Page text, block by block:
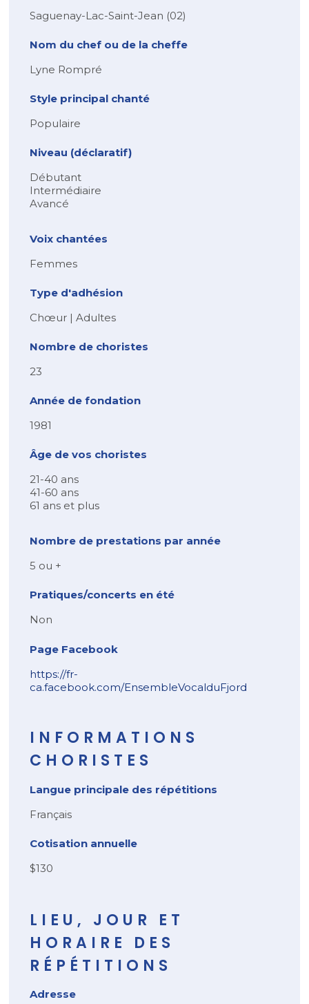
Saguenay-Lac-Saint-Jean (02)
Nom du chef ou de la cheffe
Lyne Rompré
Style principal chanté
Populaire
Niveau (déclaratif)
Débutant
Intermédiaire
Avancé
Voix chantées
Femmes
Type d'adhésion
Chœur | Adultes
Nombre de choristes
23
Année de fondation
1981
Âge de vos choristes
21-40 ans
41-60 ans
61 ans et plus
Nombre de prestations par année
5 ou +
Pratiques/concerts en été
Non
Page Facebook
https://fr-
ca.facebook.com/EnsembleVocalduFjord
INFORMATIONS
CHORISTES
Langue principale des répétitions
Français
Cotisation annuelle
$130
LIEU, JOUR ET
HORAIRE DES
RÉPÉTITIONS
Adresse